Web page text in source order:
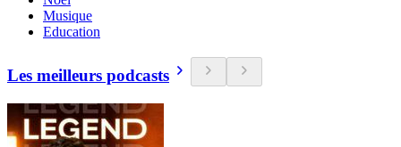
Musique
Education
Les meilleurs podcasts